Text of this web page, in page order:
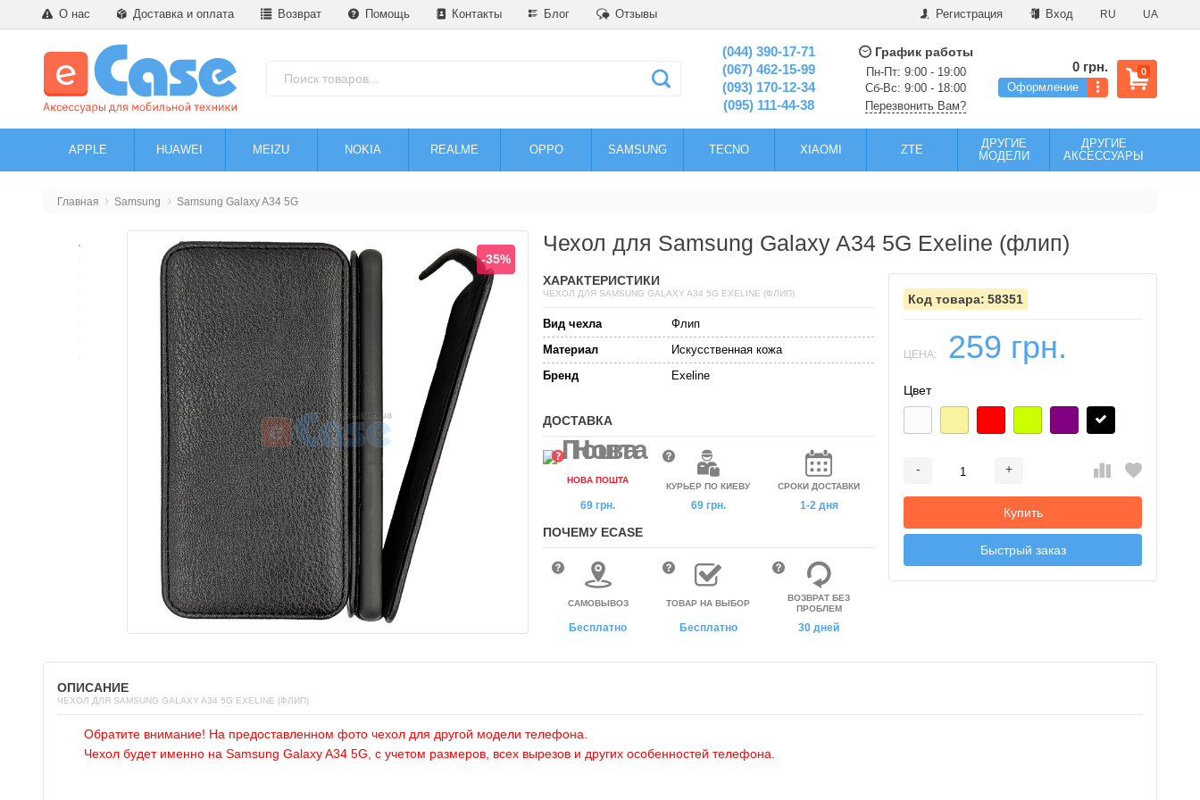
О нас Доставка и оплата Возврат Помощь Контакты Блог Отзывы Регистрация Вход RU UA
(044) 390-17-71
(067) 462-15-99
(093) 170-12-34
(095) 111-44-38
График работы
Пн-Пт: 9:00 - 19:00
Сб-Вс: 9:00 - 18:00
Перезвонить Вам?
0
0 грн.
Оформление
APPLE HUAWEI MEIZU NOKIA REALME OPPO SAMSUNG TECNO XIAOMI ZTE
ДРУГИЕ
МОДЕЛИ
ДРУГИЕ
АКСЕССУАРЫ
Главная Samsung Samsung Galaxy A34 5G
-35%
Чехол для Samsung Galaxy A34 5G Exeline (флип)
58351
ЦЕНА: 259 грн.
Цвет
- +
Купить
Быстрый заказ
ХАРАКТЕРИСТИКИ
ЧЕХОЛ ДЛЯ SAMSUNG GALAXY A34 5G EXELINE (ФЛИП)
Вид чехла
Флип
Материал
Искусственная кожа
Бренд
Exeline
ДОСТАВКА
НОВА ПОШТА
69 грн.
КУРЬЕР ПО КИЕВУ
69 грн.
СРОКИ ДОСТАВКИ
1-2 дня
ПОЧЕМУ ECASE
САМОВЫВОЗ
Бесплатно
ТОВАР НА ВЫБОР
Бесплатно
ВОЗВРАТ БЕЗ
ПРОБЛЕМ
30 дней
ОПИСАНИЕ
ЧЕХОЛ ДЛЯ SAMSUNG GALAXY A34 5G EXELINE (ФЛИП)
Обратите внимание! На предоставленном фото чехол для другой модели телефона.
Чехол будет именно на Samsung Galaxy A34 5G, с учетом размеров, всех вырезов и других особенностей телефона.